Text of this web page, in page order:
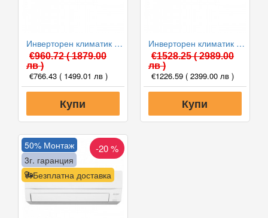
Инверторен климатик Mitsubishi Electric MSZ-HR25VF/MUZ-HR25VF, 9000 BTU, Клас A++
€960.72( 1879.00
лв )
€766.43 ( 1499.01 лв )
Купи
Инверторен климатик Mitsubishi Electric MSZ-HR50VF/MUZ-HR50VF, 18000 BTU, Клас A++
€1528.25( 2989.00
лв )
€1226.59 ( 2399.00 лв )
Купи
Безплатна доставка
50% Монтаж
3г. гаранция
-20 %